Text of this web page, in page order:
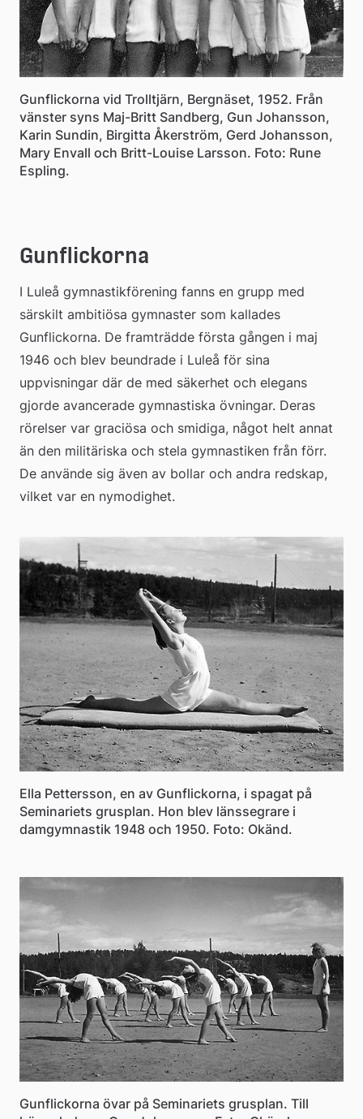
Gunflickorna vid Trolltjärn, Bergnäset, 1952. Från
vänster syns Maj-Britt Sandberg, Gun Johansson,
Karin Sundin, Birgitta Åkerström, Gerd Johansson,
Mary Envall och Britt-Louise Larsson. Foto: Rune
Espling.
Gunflickorna
I Luleå gymnastikförening fanns en grupp med
särskilt ambitiösa gymnaster som kallades
Gunflickorna. De framträdde första gången i maj
1946 och blev beundrade i Luleå för sina
uppvisningar där de med säkerhet och elegans
gjorde avancerade gymnastiska övningar. Deras
rörelser var graciösa och smidiga, något helt annat
än den militäriska och stela gymnastiken från förr.
De använde sig även av bollar och andra redskap,
vilket var en nymodighet.
Ella Pettersson, en av Gunflickorna, i spagat på
Seminariets grusplan. Hon blev länssegrare i
damgymnastik 1948 och 1950. Foto: Okänd.
Gunflickorna övar på Seminariets grusplan. Till